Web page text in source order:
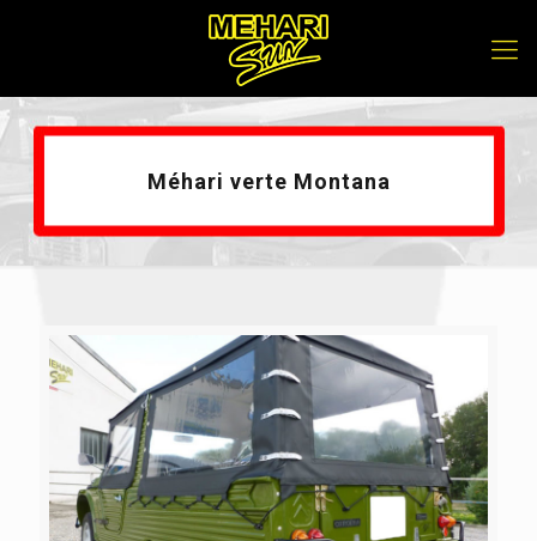
Méhari verte Montana